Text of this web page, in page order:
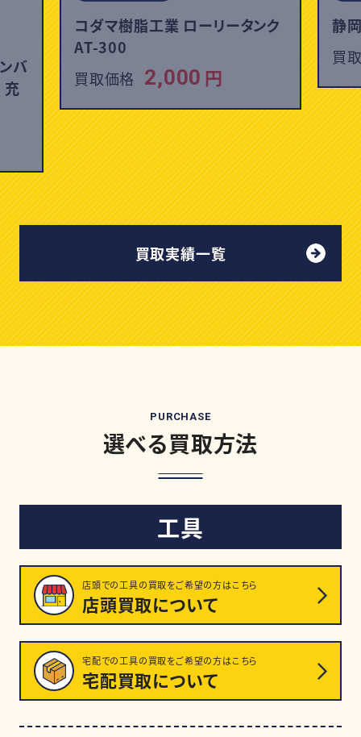
バ
充
コダマ樹脂工業 ローリータンク
AT-300
買取価格 2,000 円
静
買
買取実績一覧
PURCHASE
選べる買取方法
工具
店頭での工具の買取をご希望の方はこちら
店頭買取について
宅配での工具の買取をご希望の方はこちら
宅配買取について